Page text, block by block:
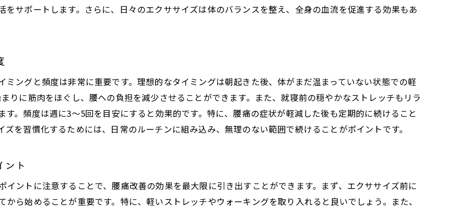
腰痛の原因を理解して効果的に対策する方法
腰痛を引き起こす姿勢の改善方法
ストレスが腰痛に及ぼす影響と対策
腰痛を予防するための食事と栄養
奏でる整骨院
をサポートします。さらに、日々のエクササイズは体のバランスを整え、全身の血流を促進する効果もあ
ングと頻度は非常に重要です。理想的なタイミングは朝起きた後、体がまだ温まっていない状態での軽
りに筋肉をほぐし、腰への負担を減少させることができます。また、就寝前の穏やかなストレッチもリラ
す。頻度は週に3〜5回を目安にすると効果的です。特に、腰痛の症状が軽減した後も定期的に続けること
を習慣化するためには、日常のルーチンに組み込み、無理のない範囲で続けることがポイントです。
ント
イントに注意することで、腰痛改善の効果を最大限に引き出すことができます。まず、エクササイズ前に
ら始めることが重要です。特に、軽いストレッチやウォーキングを取り入れると良いでしょう。また、